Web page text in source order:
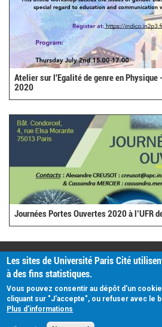
Atelier sur l'Egalité de genre en
2020
Journées Portes Ouvertes 2020 à l’UFR
PRATIQUE
Plan d'accès
Intranet
Mentions légales
Données personnelles
Les sites de Université Paris Cité
à des fins statistiques.
Vous pouvez consentir au dépôt d'un
cliquant sur "J'accepte", ou refuser avec le
Plus d'informations